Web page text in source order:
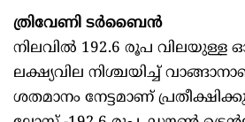
ത്രിവേണി ടര്‍ബൈന്‍
നിലവില്‍ 192.6 രൂപ വിലയുള്ള
ലക്ഷ്യവില നിശ്ചയിച്ച്
ശതമാനം നേട്ടമാണ്